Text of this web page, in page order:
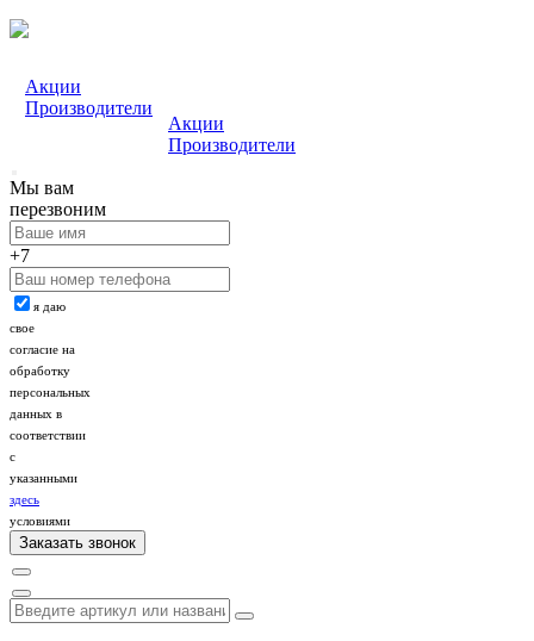
Акции
Производители
Акции
Производители
Мы вам
перезвоним
+7
я даю
свое
согласие на
обработку
персональных
данных в
соответствии
с
указанными
здесь
условиями